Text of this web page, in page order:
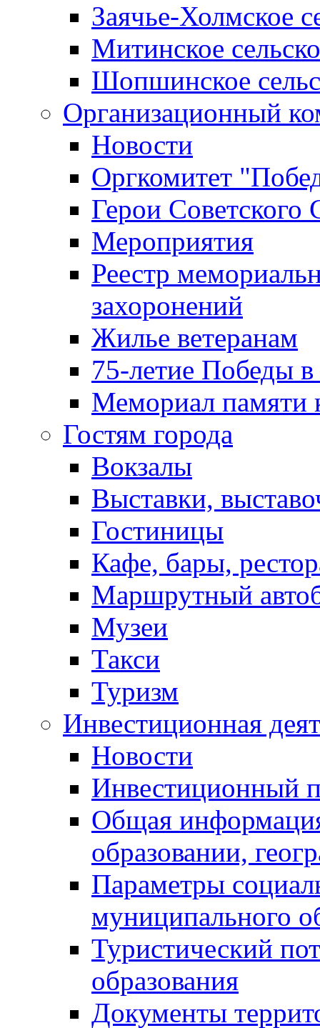
Заячье-Холмское
Митинское
Шопшинское
Организационный
Новости
Оргкомитет
Герои Советского
Мероприятия
Реестр
захоронений
Жилье ветеранам
75-летие Победы
Мемориал памяти
Гостям города
Вокзалы
Выставки,
Гостиницы
Кафе, бары,
Маршрутный
Музеи
Такси
Туризм
Инвестиционная
Новости
Инвестиционный
Общая
образовании,
Параметры
муниципального
Туристический
образования
Документы